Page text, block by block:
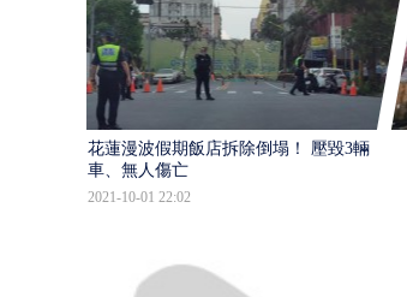
花蓮漫波假期飯店拆除倒塌！ 壓毀3輛
車、無人傷亡
2021-10-01 22:02